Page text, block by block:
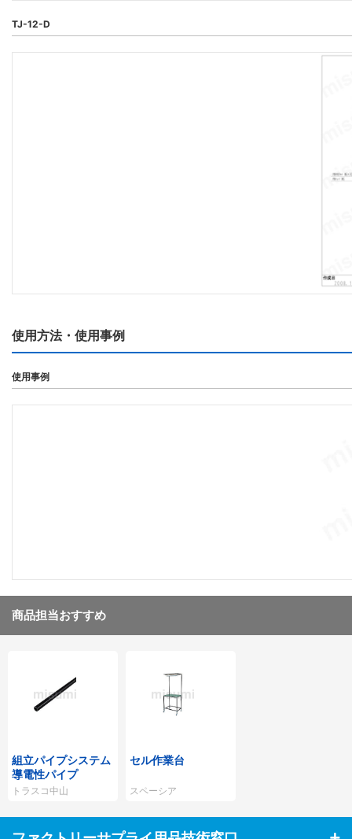
TJ-12-D
使用方法・使用事例
使用事例
商品担当おすすめ
組立パイプシステム
導電性パイプ
トラスコ中山
セル作業台
スペーシア